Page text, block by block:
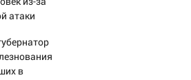
блогер: нужна
«Ауди» упало дерево
атаки
в